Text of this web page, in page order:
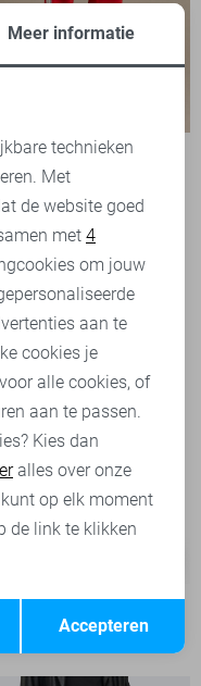
Button Broek
69,99
Broek
79,95
Opslaan
Meer informatie
technieken
Met
de website goed
met 4
om jouw
aan te
cookies je
alle cookies, of
aan te passen.
Kies dan
alles over onze
op elk moment
de link te klikken
Accepteren